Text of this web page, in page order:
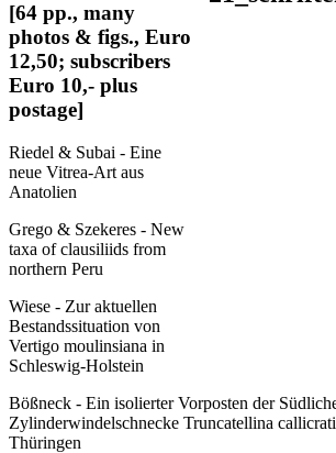
[64 pp., many
photos & figs., Euro
12,50; subscribers
Euro 10,- plus
postage]
Riedel & Subai - Eine
neue Vitrea-Art aus
Anatolien
Grego & Szekeres - New
taxa of clausiliids from
northern Peru
Wiese - Zur aktuellen
Bestandssituation von
Vertigo moulinsiana in
Schleswig-Holstein
Bößneck - Ein isolierter Vorposten der
Zylinderwindelschnecke Truncatellina
Thüringen